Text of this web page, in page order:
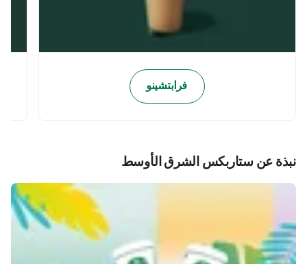
فرابتشينو
نبذة عن ستاربكس الشرق الأوسط